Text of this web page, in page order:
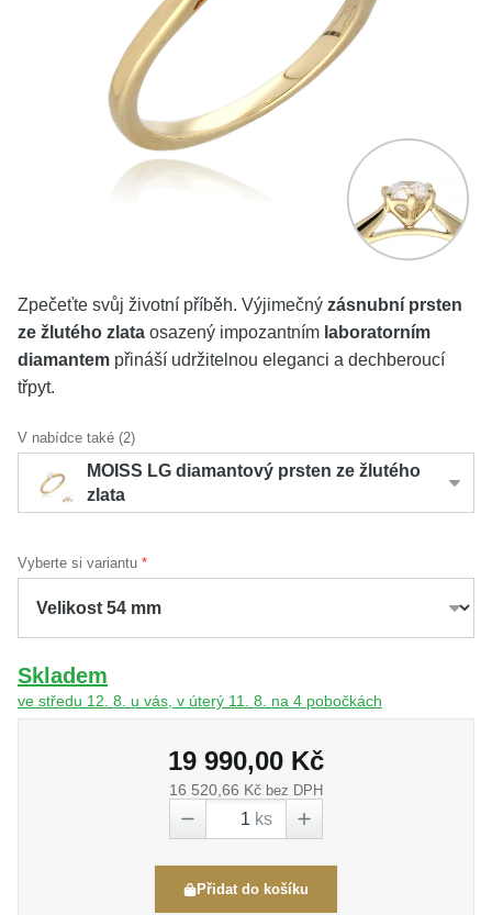
Slovensko
Zpečeťte svůj životní příběh. Výjimečný zásnubní prsten
ze žlutého zlata osazený impozantním laboratorním
diamantem přináší udržitelnou eleganci a dechberoucí
třpyt.
V nabídce také (2)
MOISS LG diamantový prsten ze žlutého
zlata
Vyberte si variantu
Skladem
ve středu 12. 8. u vás, v úterý 11. 8. na 4 pobočkách
19 990,00 Kč
16 520,66 Kč bez DPH
ks
Přidat do košíku